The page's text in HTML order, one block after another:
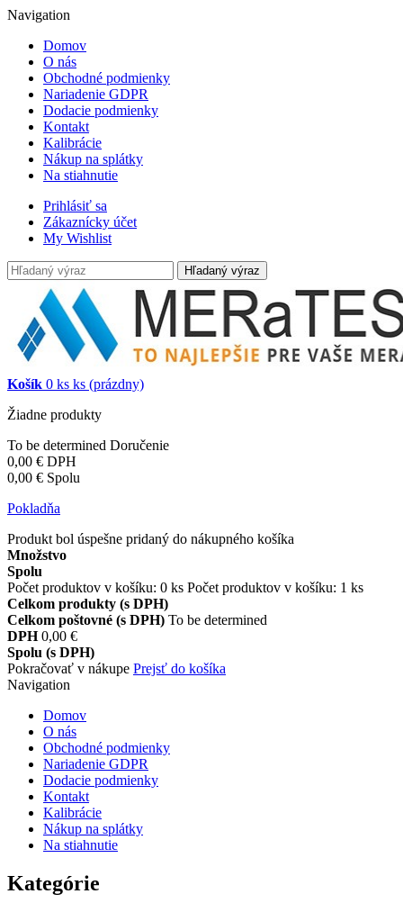
Navigation
Domov
O nás
Obchodné podmienky
Nariadenie GDPR
Dodacie podmienky
Kontakt
Kalibrácie
Nákup na splátky
Na stiahnutie
Prihlásiť sa
Zákaznícky účet
My Wishlist
Hľadaný výraz
Košík 0 ks ks (prázdny)
Žiadne produkty
To be determined Doručenie
0,00 € DPH
0,00 € Spolu
Pokladňa
Produkt bol úspešne pridaný do nákupného košíka
Množstvo
Spolu
Počet produktov v košíku: 0 ks Počet produktov v košíku: 1 ks
Celkom produkty (s DPH)
Celkom poštovné (s DPH) To be determined
DPH 0,00 €
Spolu (s DPH)
Pokračovať v nákupe Prejsť do košíka
Navigation
Domov
O nás
Obchodné podmienky
Nariadenie GDPR
Dodacie podmienky
Kontakt
Kalibrácie
Nákup na splátky
Na stiahnutie
Kategórie